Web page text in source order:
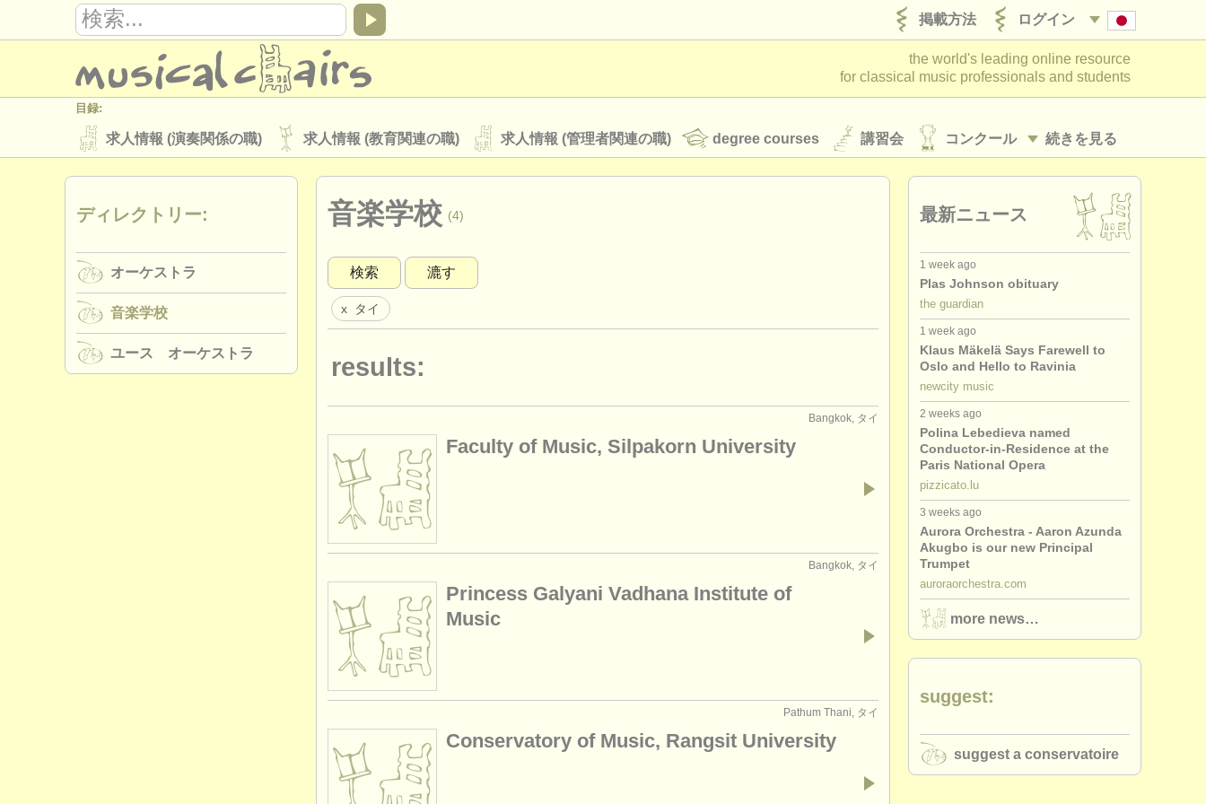
ログイン
掲載方法
the world's leading online resource
for classical music professionals and students
目録:
続きを見る
求人情報 (演奏関係の職) 求人情報 (教育関連の職) 求人情報 (管理者関連の職) degree courses 講習会 コンクール
楽器の販売 盗まれた楽器
ディレクトリー:
musicalchairs:
musicalchairsについて お問い合わせ
出版社:
掲載方法 find out about our ATS ATS
音楽学校 (4)
検索 漉す
x タイ
results:
Bangkok, タイ
Faculty of Music, Silpakorn University
Bangkok, タイ
Princess Galyani Vadhana Institute of
Music
Pathum Thani, タイ
Conservatory of Music, Rangsit University
ディレクトリー:
オーケストラ
音楽学校
ユース オーケストラ
最新ニュース
1 week ago
Plas Johnson obituary
the guardian
1 week ago
Klaus Mäkelä Says Farewell to
Oslo and Hello to Ravinia
newcity music
2 weeks ago
Polina Lebedieva named
Conductor-in-Residence at the
Paris National Opera
pizzicato.lu
3 weeks ago
Aurora Orchestra - Aaron Azunda
Akugbo is our new Principal
Trumpet
auroraorchestra.com
more news…
suggest:
suggest a conservatoire